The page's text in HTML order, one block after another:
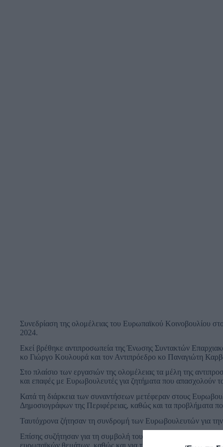
Συνεδρίαση της ολομέλειας του Ευρωπαϊκού Κοινοβουλίου
2024.
Εκεί βρέθηκε αντιπροσωπεία της Ένωσης Συντακτών
κο Γιώργο Κουλουρά και τον Αντιπρόεδρο κο Παναγιώτη
Στο πλαίσιο των εργασιών της ολομέλειας τα μέλη της
και επαφές με Ευρωβουλευτές για ζητήματα που απασχολούν
Κατά τη διάρκεια των συναντήσεων μετέφεραν στους
Δημοσιογράφων της Περιφέρειας, καθώς και τα προβλήματα
Ταυτόχρονα ζήτησαν τη συνδρομή των Ευρωβουλευτών για
Επίσης συζήτησαν για τη συμβολή του δημοσιογράφου που
ευρωπαϊκών θεμάτων, καθώς και για τις δράσεις που μπορούν